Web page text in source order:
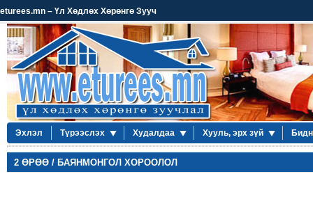
eturees.mn – Үл Хөдлөх Хөрөнгө Зууч
Эхлэл Түрээслэх Худалдаа Хууль, эрх зүй
2 ӨРӨӨ / БАЯНМОНГОЛ ХОРООЛОЛ